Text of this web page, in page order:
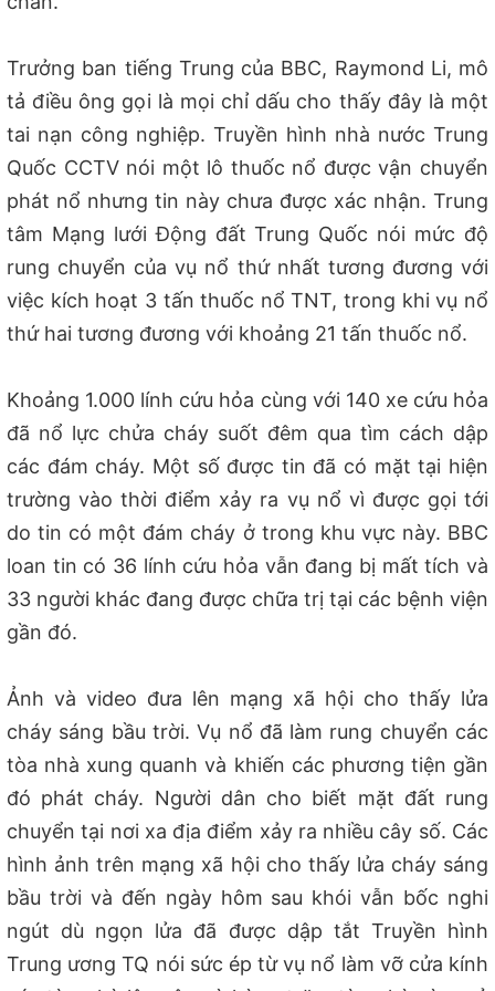
Trưởng ban tiếng Trung của BBC, Raymond Li, mô
tả điều ông gọi là mọi chỉ dấu cho thấy đây là một
tai nạn công nghiệp. Truyền hình nhà nước Trung
Quốc CCTV nói một lô thuốc nổ được vận chuyển
phát nổ nhưng tin này chưa được xác nhận. Trung
tâm Mạng lưới Động đất Trung Quốc nói mức độ
rung chuyển của vụ nổ thứ nhất tương đương với
việc kích hoạt 3 tấn thuốc nổ TNT, trong khi vụ nổ
thứ hai tương đương với khoảng 21 tấn thuốc nổ.
Khoảng 1.000 lính cứu hỏa cùng với 140 xe cứu hỏa
đã nổ lực chửa cháy suốt đêm qua tìm cách dập
các đám cháy. Một số được tin đã có mặt tại hiện
trường vào thời điểm xảy ra vụ nổ vì được gọi tới
do tin có một đám cháy ở trong khu vực này. BBC
loan tin có 36 lính cứu hỏa vẫn đang bị mất tích và
33 người khác đang được chữa trị tại các bệnh viện
gần đó.
Ảnh và video đưa lên mạng xã hội cho thấy lửa
cháy sáng bầu trời. Vụ nổ đã làm rung chuyển các
tòa nhà xung quanh và khiến các phương tiện gần
đó phát cháy. Người dân cho biết mặt đất rung
chuyển tại nơi xa địa điểm xảy ra nhiều cây số. Các
hình ảnh trên mạng xã hội cho thấy lửa cháy sáng
bầu trời và đến ngày hôm sau khói vẫn bốc nghi
ngút dù ngọn lửa đã được dập tắt Truyền hình
Trung ương TQ nói sức ép từ vụ nổ làm vỡ cửa kính